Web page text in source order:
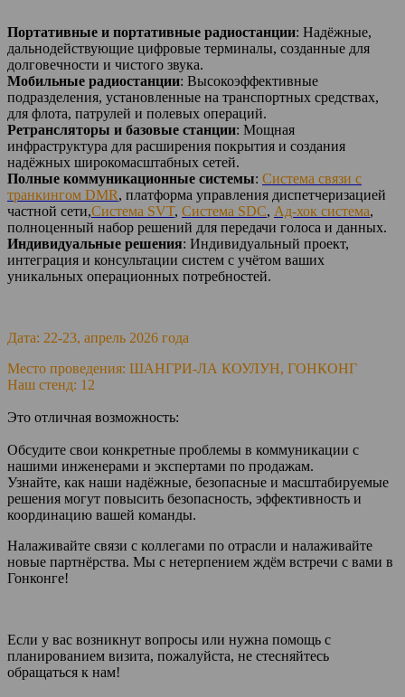
Портативные и портативные радиостанции: Надёжные,
дальнодействующие цифровые терминалы, созданные для
долговечности и чистого звука.
Мобильные радиостанции: Высокоэффективные
подразделения, установленные на транспортных средствах,
для флота, патрулей и полевых операций.
Ретрансляторы и базовые станции: Мощная
инфраструктура для расширения покрытия и создания
надёжных широкомасштабных сетей.
Полные коммуникационные системы: Система связи с
транкингом DMR, платформа управления диспетчеризацией
частной сети,Система SVT, Система SDC, Ад-хок система,
полноценный набор решений для передачи голоса и данных.
Индивидуальные решения: Индивидуальный проект,
интеграция и консультации систем с учётом ваших
уникальных операционных потребностей.
Дата: 22-23, апрель 2026 года
Место проведения: ШАНГРИ-ЛА КОУЛУН, ГОНКОНГ
Наш стенд: 12
Это отличная возможность:
Обсудите свои конкретные проблемы в коммуникации с
нашими инженерами и экспертами по продажам.
Узнайте, как наши надёжные, безопасные и масштабируемые
решения могут повысить безопасность, эффективность и
координацию вашей команды.
Налаживайте связи с коллегами по отрасли и налаживайте
новые партнёрства. Мы с нетерпением ждём встречи с вами в
Гонконге!
Если у вас возникнут вопросы или нужна помощь с
планированием визита, пожалуйста, не стесняйтесь
обращаться к нам!